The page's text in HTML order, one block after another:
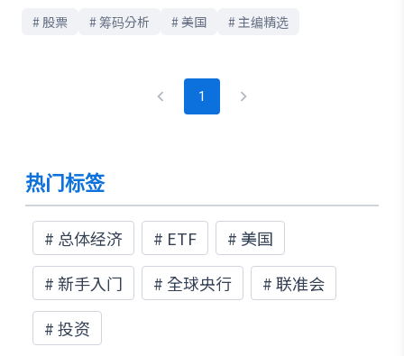
持股清单、持股变化，以及各机构持仓产业的比
好的去理解每间机构的特性以及当前最新的投资
# 股票 # 筹码分析 # 美国 # 主编精选
1
热门标签
# 总体经济 # ETF # 美国
#新手入门 # 全球央行 #联准会
#投资